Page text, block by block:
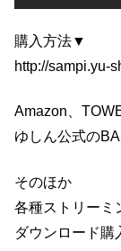
購入方法▼
http://sampi.yu-
Amazon、
ゆしん公式の
そのほか
各種ストリーミ
ダウンロード購